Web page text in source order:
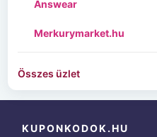
Answear
Merkurymarket.hu
Összes üzlet
KUPONKODOK.HU